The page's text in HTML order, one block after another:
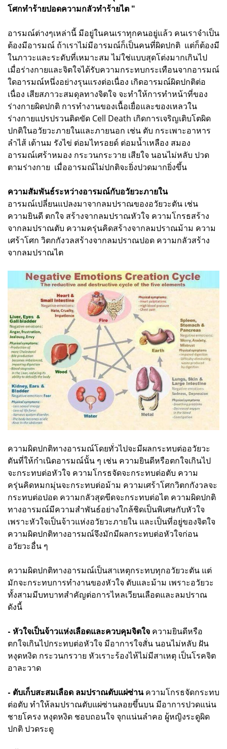
โศกทำร้ายปอดความกลัวทำร้ายไต "
อารมณ์ต่างๆเหล่านี้ มีอยู่ในคนเราทุกคนอยู่แล้ว คนเราจำเป็น
ต้องมีอารมณ์ ถ้าเราไม่มีอารมณ์ก็เป็นคนที่ผิดปกติ แต่ก็ต้องมี
ในภาวะและระดับที่เหมาะสม ไม่ใช่แบบสุดโต่งมากเกินไป
เมื่อร่างกายและจิตใจได้รับความกระทบกระเทือนจากอารมณ์
ใดอารมณ์หนึ่งอย่างรุนแรงต่อเนื่อง เกิดอารมณ์ผิดปกติต่อ
เนื่อง เสียสภาวะสมดุลทางจิตใจ จะทำให้การทำหน้าที่ของ
ร่างกายผิดปกติ การทำงานของเนื้อเยื่อและของเหลวใน
ร่างกายแปรปรวนติดขัด Cell Death เกิดการเจริญเติบโตผิด
ปกติในอวัยวะภายในและภายนอก เช่น ตับ กระเพาะอาหาร
ลำไส้ เต้านม รังไข่ ต่อมไทรอยด์ ต่อมน้ำเหลือง สมอง
อารมณ์เศร้าหมอง กระวนกระวาย เสียใจ นอนไม่หลับ ปวด
ตามร่างกาย เมื่ออารมณ์ไม่ปกติจะยิ่งปวดมากยิ่งขึ้น
ความสัมพันธ์ระหว่างอารมณ์กับอวัยวะภายใน
อารมณ์เปลี่ยนแปลงมาจากลมปราณของอวัยวะตัน เช่น
ความยินดี ตกใจ สร้างจากลมปราณหัวใจ ความโกรธสร้าง
จากลมปราณตับ ความครุ่นคิดสร้างจากลมปราณม้าม ความ
เศร้าโศก วิตกกังวลสร้างจากลมปราณปอด ความกลัวสร้าง
จากลมปราณไต
ความผิดปกติทางอารมณ์โดยทั่วไปจะมีผลกระทบต่ออวัยวะ
ตันที่ให้กำเนิดอารมณ์นั้น ๆ เช่น ความยินดีหรือตกใจเกินไป
จะกระทบต่อหัวใจ ความโกรธจัดจะกระทบต่อตับ ความ
ครุ่นคิดหมกมุ่นจะกระทบต่อม้าม ความเศร้าโศกวิตกกังวลจะ
กระทบต่อปอด ความกลัวสุดขีดจะกระทบต่อไต ความผิดปกติ
ทางอารมณ์มีความสำพันธ์อย่างใกล้ชิดเป็นพิเศษกับหัวใจ
เพราะหัวใจเป็นจ้าวแห่งอวัยวะภายใน และเป็นที่อยู่ของจิตใจ
ความผิดปกติทางอารมณ์จึงมักมีผลกระทบต่อหัวใจก่อน
อวัยวะอื่น ๆ
ความผิดปกติทางอารมณ์เป็นสาเหตุกระทบทุกอวัยวะตัน แต่
มักจะกระทบการทำงานของหัวใจ ตับและม้าม เพราะอวัยวะ
ทั้งสามมีบทบาทสำคัญต่อการไหลเวียนเลือดและลมปราณ
ดังนี้
- หัวใจเป็นจ้าวแห่งเลือดและควบคุมจิตใจ ความยินดีหรือ
ตกใจเกินไปกระทบต่อหัวใจ มีอาการใจสั่น นอนไม่หลับ ฝัน
หงุดหงิด กระวนกรวาย หัวเราะร้องไห้ไม่มีสาเหตุ เป็นโรคจิต
อาละวาด
- ตับเก็บสะสมเลือด ลมปราณตับแผ่ซ่านความโกรธจัดกระทบ
ต่อตับ ทำให้ลมปราณตับแผ่ซ่านลอยขึ้นบน มีอาการปวดแน่น
ชายโครง หงุดหงิด ชอบถอนใจ จุกแน่นลำคอ ผู้หญิงระดูผิด
ปกติ ปวดระดู